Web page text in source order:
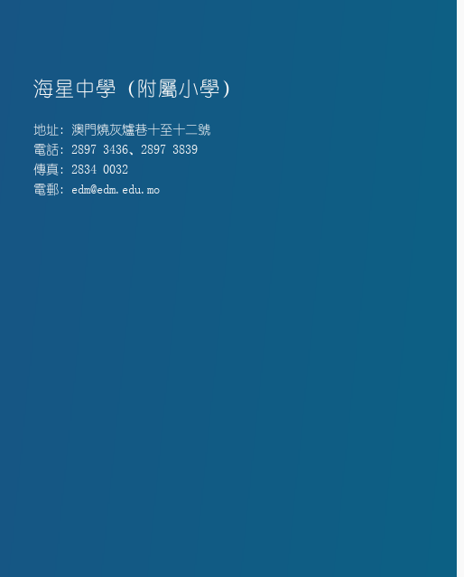
海星中學（附屬小學）
地址: 澳門燒灰爐巷十至十二號
電話: 2897 3436、2897 3839
傳真: 2834 0032
電郵: edm@edm.edu.mo